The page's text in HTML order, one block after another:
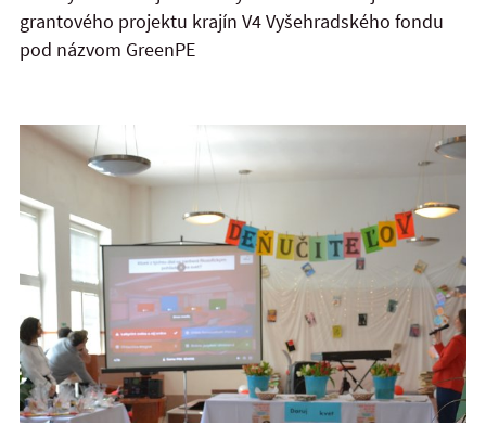
grantového projektu krajín V4 Vyšehradského fondu
pod názvom GreenPE